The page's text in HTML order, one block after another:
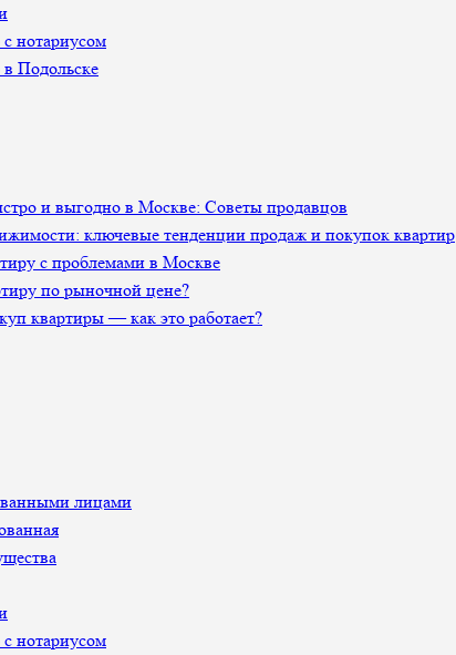
нотариусом
Подольске
и выгодно в Москве: Советы продавцов
ключевые тенденции продаж и покупок квартир
с проблемами в Москве
по рыночной цене?
квартиры — как это работает?
лицами
нотариусом